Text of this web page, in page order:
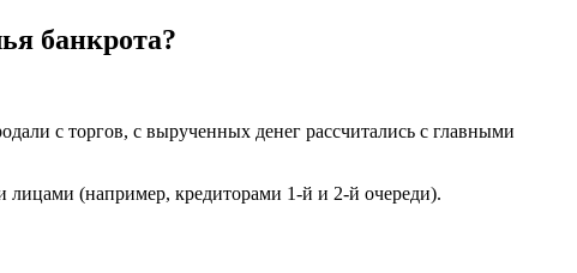
банкрота?
с торгов, с вырученных денег рассчитались с главными
лицами (например, кредиторами 1-й и 2-й очереди).